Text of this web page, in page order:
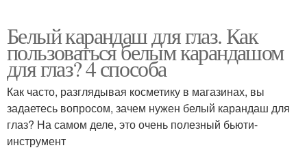
Белый карандаш для глаз. Как
пользоваться белым карандашом
для глаз? 4 способа
Как часто, разглядывая косметику в магазинах, вы
задаетесь вопросом, зачем нужен белый карандаш для
глаз? На самом деле, это очень полезный бьюти-
инструмент